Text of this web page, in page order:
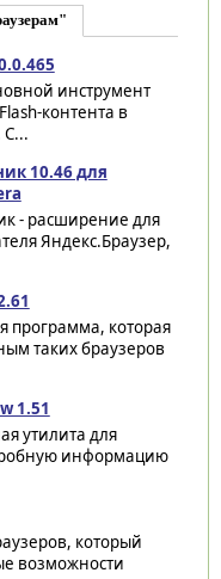
инструмент
контента в
С...
10.46 для
- расширение для
Яндекс.Браузер,
программа, которая
таких браузеров
1.51
утилита для
информацию
который
возможности